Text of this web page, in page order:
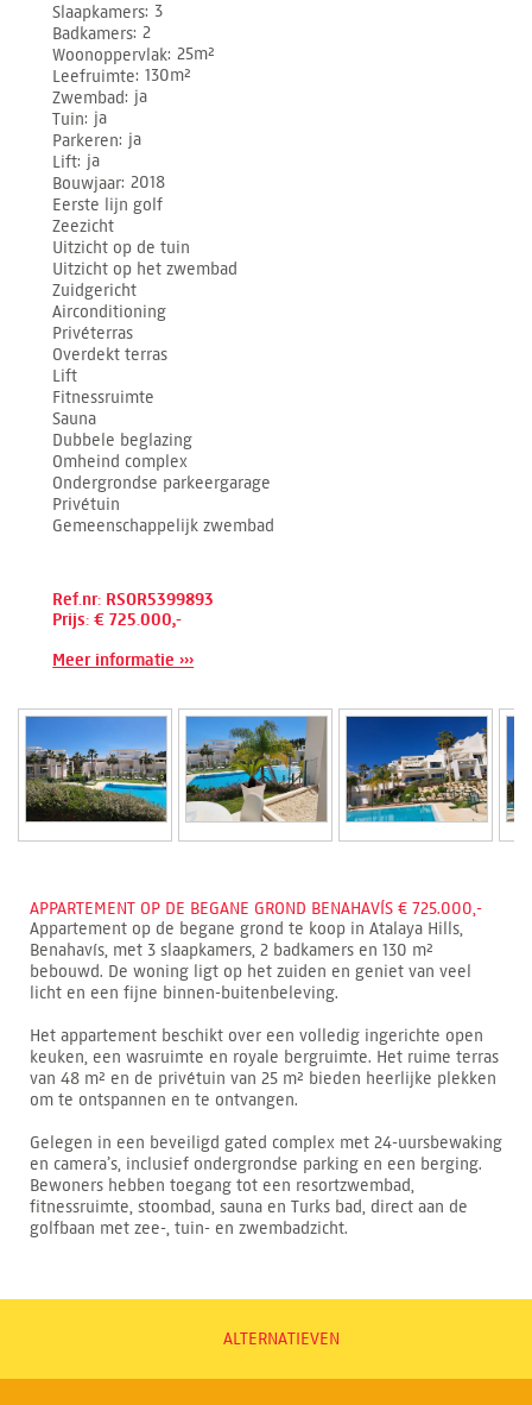
Slaapkamers 3
Badkamers 2
Woonoppervlak 25m²
Leefruimte 130m²
Zwembad ja
Tuin ja
Parkeren ja
Lift ja
Bouwjaar 2018
Eerste lijn golf
Zeezicht
Uitzicht op de tuin
Uitzicht op het zwembad
Zuidgericht
Airconditioning
Privéterras
Overdekt terras
Lift
Fitnessruimte
Sauna
Dubbele beglazing
Omheind complex
Ondergrondse parkeergarage
Privétuin
Gemeenschappelijk zwembad
Ref.nr: RSOR5399893
Prijs: € 725.000,-
Meer informatie ›››
APPARTEMENT OP DE BEGANE GROND BENAHAVÍS € 725.000,-
Appartement op de begane grond te koop in Atalaya Hills,
Benahavís, met 3 slaapkamers, 2 badkamers en 130 m²
bebouwd. De woning ligt op het zuiden en geniet van veel
licht en een fijne binnen-buitenbeleving.
Het appartement beschikt over een volledig ingerichte open
keuken, een wasruimte en royale bergruimte. Het ruime terras
van 48 m² en de privétuin van 25 m² bieden heerlijke plekken
om te ontspannen en te ontvangen.
Gelegen in een beveiligd gated complex met 24-uursbewaking
en camera’s, inclusief ondergrondse parking en een berging.
Bewoners hebben toegang tot een resortzwembad,
fitnessruimte, stoombad, sauna en Turks bad, direct aan de
golfbaan met zee-, tuin- en zwembadzicht.
ALTERNATIEVEN